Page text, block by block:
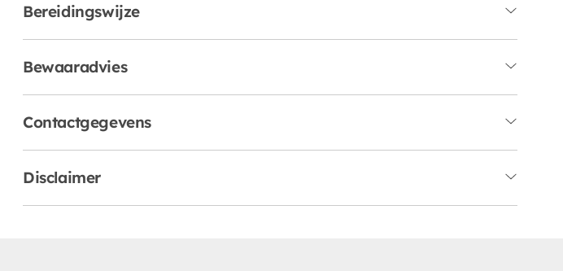
Bereidingswijze
Bewaaradvies
Contactgegevens
Disclaimer